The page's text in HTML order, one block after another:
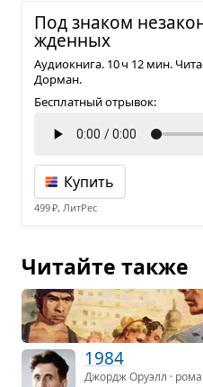
Под зна­ком
жден­ных
Аудиокнига. 10 ч 12 мин.
Дорман.
Бесплатный отрывок:
Купить
499 ₽, ЛитРес
Читайте также
1984
Джордж Оруэлл ·